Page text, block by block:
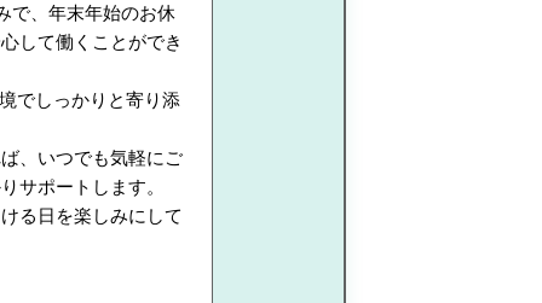
で、年末年始のお休
して働くことができ
でしっかりと寄り添
、いつでも気軽にご
サポートします。
る日を楽しみにして